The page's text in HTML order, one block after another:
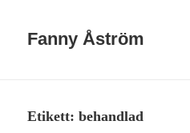
Fanny Åström
Etikett:behandlad